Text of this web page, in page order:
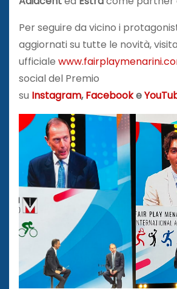
Per seguire da vicino i
aggiornati su tutte le novità,
ufficiale
social del Premio
su Instagram,Facebooke